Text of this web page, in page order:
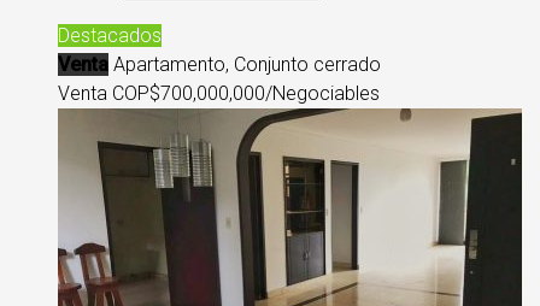
Destacados
Venta Apartamento, Conjunto cerrado
Venta COP$700,000,000/Negociables